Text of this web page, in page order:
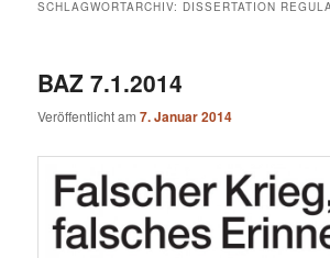
SCHLAGWORTARCHIV: DISSERTATION
BAZ 7.1.2014
Veröffentlicht am7. Januar 2014